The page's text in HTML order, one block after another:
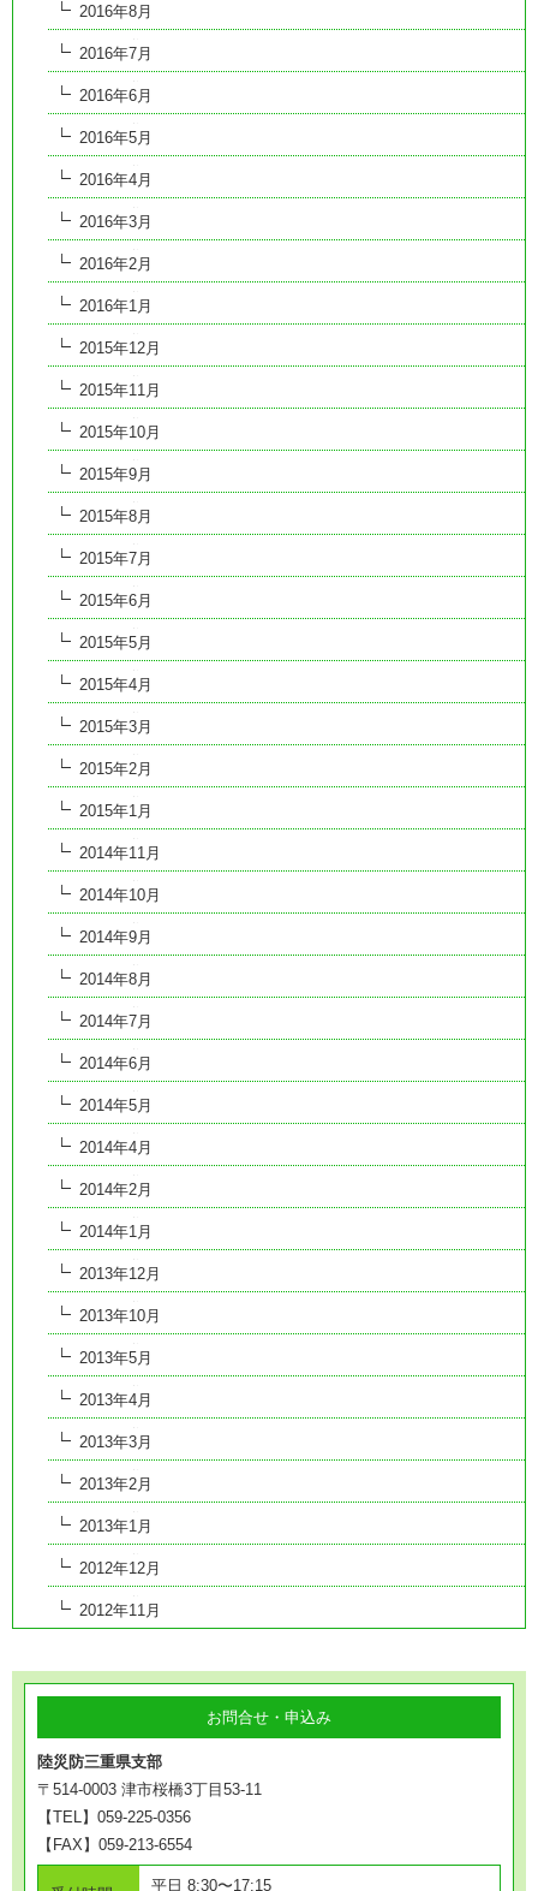
2016年8月
2016年7月
2016年6月
2016年5月
2016年4月
2016年3月
2016年2月
2016年1月
2015年12月
2015年11月
2015年10月
2015年9月
2015年8月
2015年7月
2015年6月
2015年5月
2015年4月
2015年3月
2015年2月
2015年1月
2014年11月
2014年10月
2014年9月
2014年8月
2014年7月
2014年6月
2014年5月
2014年4月
2014年2月
2014年1月
2013年12月
2013年10月
2013年5月
2013年4月
2013年3月
2013年2月
2013年1月
2012年12月
2012年11月
お問合せ・申込み
陸災防三重県支部
〒514-0003 津市桜橋3丁目53-11
【TEL】059-225-0356
【FAX】059-213-6554
平日 8:30〜17:15